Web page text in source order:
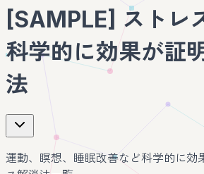
[SAMPLE] ストレ
科学的に効果が証
法
運動、瞑想、睡眠改善など科学的に効